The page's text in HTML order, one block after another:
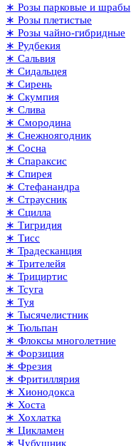
∗ Розы парковые и шрабы
∗ Розы плетистые
∗ Розы чайно-гибридные
∗ Рудбекия
∗ Сальвия
∗ Сидальцея
∗ Сирень
∗ Скумпия
∗ Слива
∗ Смородина
∗ Снежноягодник
∗ Сосна
∗ Спараксис
∗ Спирея
∗ Стефанандра
∗ Страусник
∗ Сцилла
∗ Тигридия
∗ Тисс
∗ Традесканция
∗ Трителейя
∗ Трициртис
∗ Тсуга
∗ Туя
∗ Тысячелистник
∗ Тюльпан
∗ Флоксы многолетние
∗ Форзиция
∗ Фрезия
∗ Фритиллярия
∗ Хионодокса
∗ Хоста
∗ Хохлатка
∗ Цикламен
∗ Чубушник